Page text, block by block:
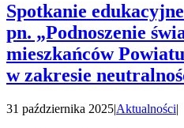
Spotkanie
pn. „Podnoszenie
mieszkańców
w zakresie
31 października 2025|Aktualności|